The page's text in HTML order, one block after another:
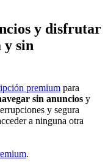
y disfrutar
y sin
premium para
sin anuncios y
y segura
a ninguna otra
.